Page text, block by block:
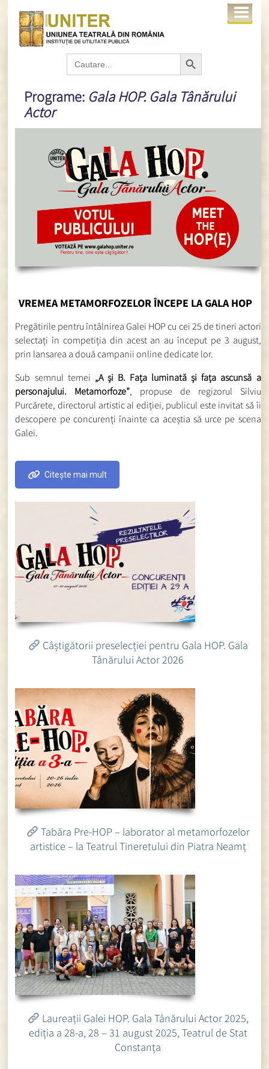
Search
for:
Search Button
Programe: Gala HOP. Gala Tânărului
Actor
VREMEA METAMORFOZELOR ÎNCEPE LA GALA HOP
Pregătirile pentru întâlnirea Galei HOP cu cei 25 de tineri actori
selectați în competiția din acest an au început pe 3 august,
prin lansarea a două campanii online dedicate lor.
Sub semnul temei „A și B. Fața luminată și fața ascunsă a
personajului. Metamorfoze”, propuse de regizorul Silviu
Purcărete, directorul artistic al ediției, publicul este invitat să îi
descopere pe concurenți înainte ca aceștia să urce pe scena
Galei.
Citește mai mult
Câștigătorii preselecției pentru Gala HOP. Gala
Tânărului Actor 2026
Tabăra Pre-HOP – laborator al metamorfozelor
artistice – la Teatrul Tineretului din Piatra Neamț
Laureații Galei HOP. Gala Tânărului Actor 2025,
ediția a 28-a, 28 – 31 august 2025, Teatrul de Stat
Constanța